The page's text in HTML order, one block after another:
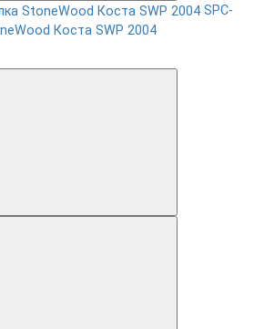
SPC-
Коста SWP 2004